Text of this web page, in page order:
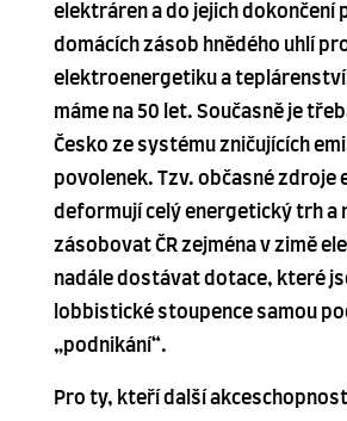
elektráren a do jejich dokončení
domácích zásob hnědého uhlí
elektroenergetiku a
máme na 50 let. Současně je
Česko ze systému zničujících
povolenek. Tzv. občasné zdroje
deformují celý energetický trh a
zásobovat ČR zejména v zimě
nadále dostávat dotace, které
lobbistické stoupence samou
„podnikání“.
Pro ty, kteří další